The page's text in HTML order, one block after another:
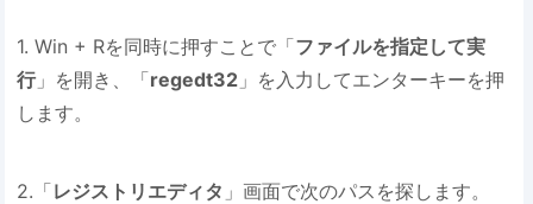
1. Win + Rを同時に押すことで「ファイルを指定して実
行」を開き、「regedt32 」を入力してエンターキーを押
します。
2.「レジストリエディタ 」画面で次のパスを探します。